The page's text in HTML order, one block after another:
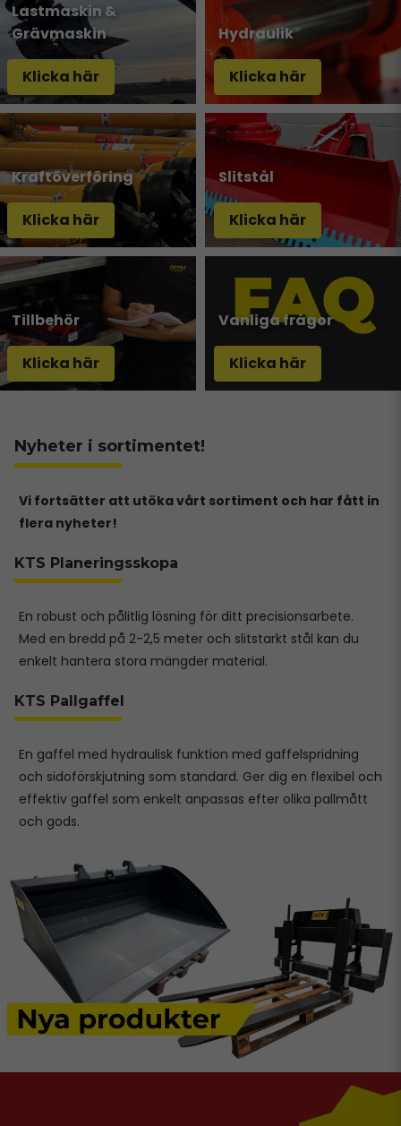
Lastmaskin &
Grävmaskin
Klicka här
Hydraulik
Klicka här
Kraftöverföring
Klicka här
Slitstål
Klicka här
Tillbehör
Klicka här
Vanliga frågor
Klicka här
Nyheter i sortimentet!
Vi fortsätter att utöka vårt sortiment och har fått in
flera nyheter!
KTS Planeringsskopa
En robust och pålitlig lösning för ditt precisionsarbete.
Med en bredd på 2-2,5 meter och slitstarkt stål kan du
enkelt hantera stora mängder material.
KTS Pallgaffel
En gaffel med hydraulisk funktion med gaffelspridning
och sidoförskjutning som standard. Ger dig en flexibel och
effektiv gaffel som enkelt anpassas efter olika pallmått
och gods.